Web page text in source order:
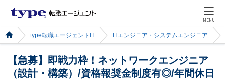
MENU
type転職エージェントIT ITエンジニア・システムエンジニア
【急募】即戦力枠！ネットワークエンジニア
（設計・構築）/資格報奨金制度有◎/年間休日